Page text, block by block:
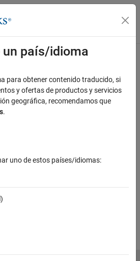
menú de navegación
tan útil fue esta traducción?
un país/idioma
para obtener contenido traducido, si
y ofertas de productos y servicios
geográfica, recomendamos que
.
uno de estos países/idiomas: